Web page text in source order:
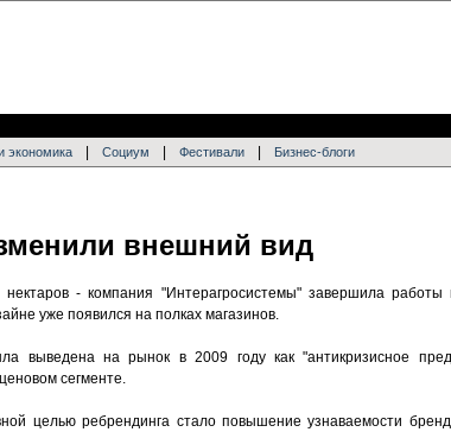
экономика Социум Фестивали Бизнес-блоги
внешний вид
нектаров - компания "Интерагросистемы" завершила
уже появился на полках магазинов.
выведена на рынок в 2009 году как "антикризисное
сегменте.
целью ребрендинга стало повышение узнаваемости